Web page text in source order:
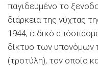
παγιδευμένο το
διάρκεια της νύχτας
1944, ειδικό
δίκτυο των υπονόμων
(τροτύλη), τον οποίο